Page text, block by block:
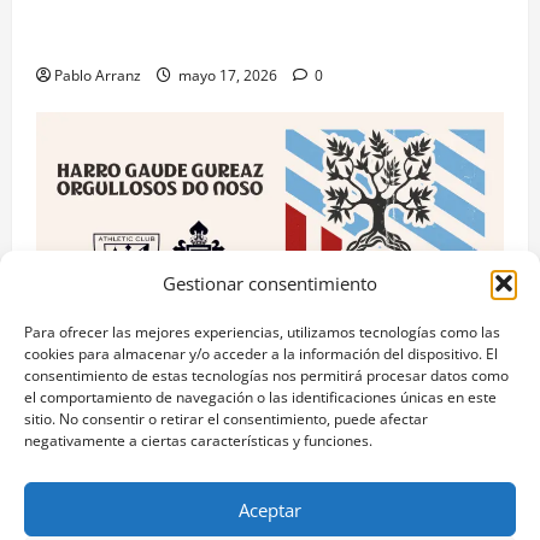
Gestionar consentimiento
Para ofrecer las mejores experiencias, utilizamos tecnologías como las
cookies para almacenar y/o acceder a la información del dispositivo. El
consentimiento de estas tecnologías nos permitirá procesar datos como
el comportamiento de navegación o las identificaciones únicas en este
sitio. No consentir o retirar el consentimiento, puede afectar
negativamente a ciertas características y funciones.
Aceptar
Pablo Arranz mayo 17, 2026 0
RC Celta
Celta y Athletic Club unidos por el “Día das Letras
mayo 17, 2026